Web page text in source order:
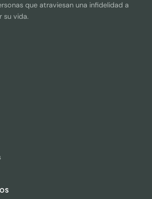
que atraviesan una infidelidad a
su vida.